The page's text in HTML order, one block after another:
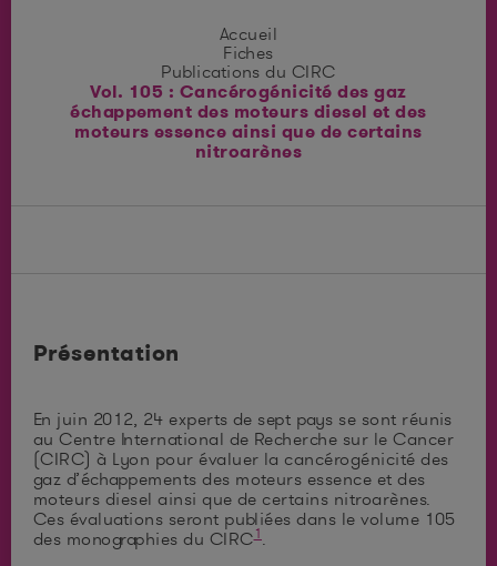
Accueil
Fiches
Publications du CIRC
Vol. 105 : Cancérogénicité des gaz
échappement des moteurs diesel et des
moteurs essence ainsi que de certains
nitroarènes
Présentation
En juin 2012, 24 experts de sept pays se sont réunis
au Centre International de Recherche sur le Cancer
(CIRC) à Lyon pour évaluer la cancérogénicité des
gaz d’échappements des moteurs essence et des
moteurs diesel ainsi que de certains nitroarènes.
Ces évaluations seront publiées dans le volume 105
des monographies du CIRC1.